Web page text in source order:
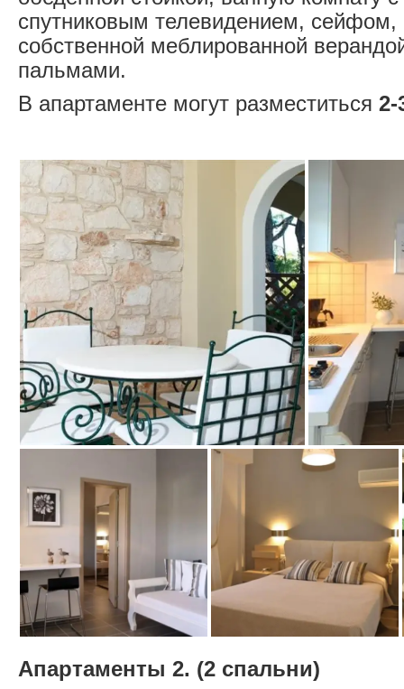
спутниковым телевидением, сейфом,
собственной меблированной
пальмами.
В апартаменте могут разместиться 2-
Апартаменты 2. (2 спальни)